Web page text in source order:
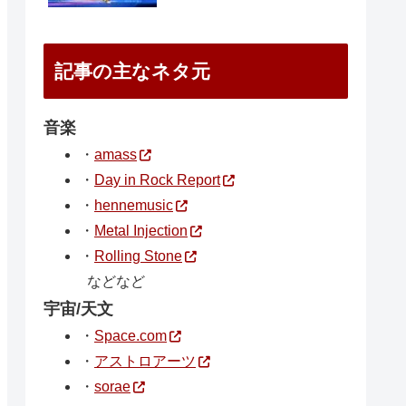
記事の主なネタ元
音楽
・ amass
・ Day in Rock Report
・ hennemusic
・ Metal Injection
・ Rolling Stone
などなど
宇宙/天文
・ Space.com
・ アストロアーツ
・ sorae